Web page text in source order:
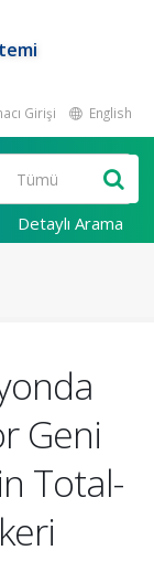
Girişi English
Detaylı Arama
Geni
Total-